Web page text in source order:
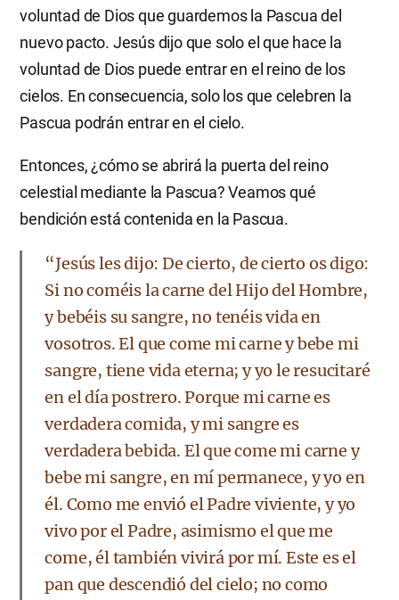
voluntad de Dios que guardemos la Pascua del
nuevo pacto. Jesús dijo que solo el que hace la
voluntad de Dios puede entrar en el reino de los
cielos. En consecuencia, solo los que celebren la
Pascua podrán entrar en el cielo.
Entonces, ¿cómo se abrirá la puerta del reino
celestial mediante la Pascua? Veamos qué
bendición está contenida en la Pascua.
“Jesús les dijo: De cierto, de cierto os digo:
Si no coméis la carne del Hijo del Hombre,
y bebéis su sangre, no tenéis vida en
vosotros. El que come mi carne y bebe mi
sangre, tiene vida eterna; y yo le resucitaré
en el día postrero. Porque mi carne es
verdadera comida, y mi sangre es
verdadera bebida. El que come mi carne y
bebe mi sangre, en mí permanece, y yo en
él. Como me envió el Padre viviente, y yo
vivo por el Padre, asimismo el que me
come, él también vivirá por mí. Este es el
pan que descendió del cielo; no como